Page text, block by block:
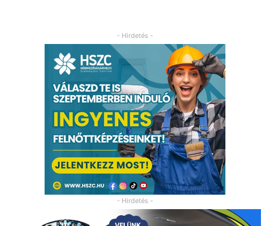
- Hirdetés -
- Hirdetés -